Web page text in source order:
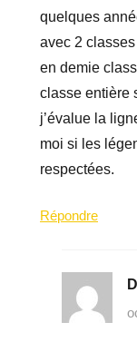
quelques
avec 2
en demie
classe entière
j’évalue la
moi si les
respectées.
Répondre